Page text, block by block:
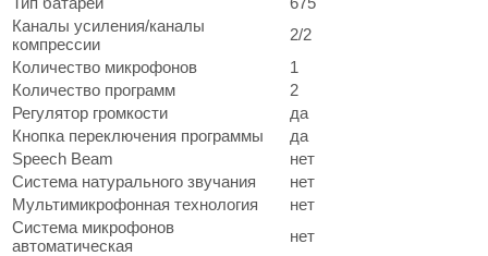
Каналы усиления/каналы
компрессии
2/2
Количество микрофонов
1
Количество программ
2
Регулятор громкости
да
Кнопка переключения программы
да
Speech Beam
нет
Система натурального звучания
нет
Мультимикрофонная технология
нет
Система микрофонов
автоматическая
нет